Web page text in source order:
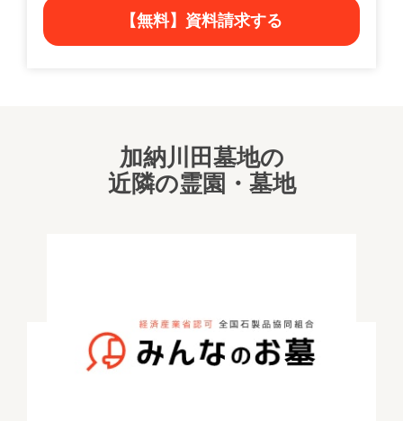
【無料】資料請求する
加納川田墓地の
近隣の霊園・墓地